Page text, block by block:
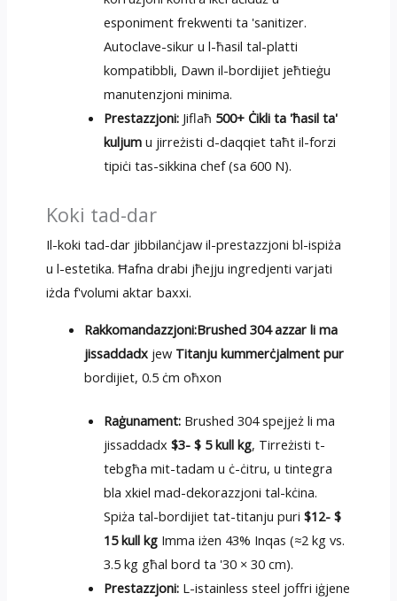
esponiment frekwenti ta 'sanitizer.
Autoclave-sikur u l-ħasil tal-platti
kompatibbli, Dawn il-bordijiet jeħtieġu
manutenzjoni minima.
Prestazzjoni: Jiflaħ 500+ Ċikli ta 'ħasil ta'
kuljum u jirreżisti d-daqqiet taħt il-forzi
tipiċi tas-sikkina chef (sa 600 N).
Koki tad-dar
Il-koki tad-dar jibbilanċjaw il-prestazzjoni bl-ispiża
u l-estetika. Ħafna drabi jħejju ingredjenti varjati
iżda f'volumi aktar baxxi.
Rakkomandazzjoni:Brushed 304 azzar li ma
jissaddadx jew Titanju kummerċjalment pur
bordijiet, 0.5 ċm oħxon
Raġunament: Brushed 304 spejjeż li ma
jissaddadx$3- $ 5 kull kg, Tirreżisti t-
tebgħa mit-tadam u ċ-ċitru, u tintegra
bla xkiel mad-dekorazzjoni tal-kċina.
Spiża tal-bordijiet tat-titanju puri$12- $
15 kull kg Imma iżen 43% Inqas (≈2 kg vs.
3.5 kg għal bord ta '30 × 30 cm).
Prestazzjoni: L-istainless steel joffri iġjene